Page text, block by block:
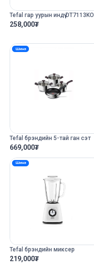
Tefal гар уурын индүү DT7113KO
258,000₮
Шинэ
Tefal брэндийн 5-тай ган сэт
669,000₮
Шинэ
Tefal брэндийн миксер
219,000₮